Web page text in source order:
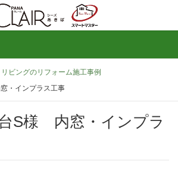
リビングのリフォーム施工事例
・インプラス工事